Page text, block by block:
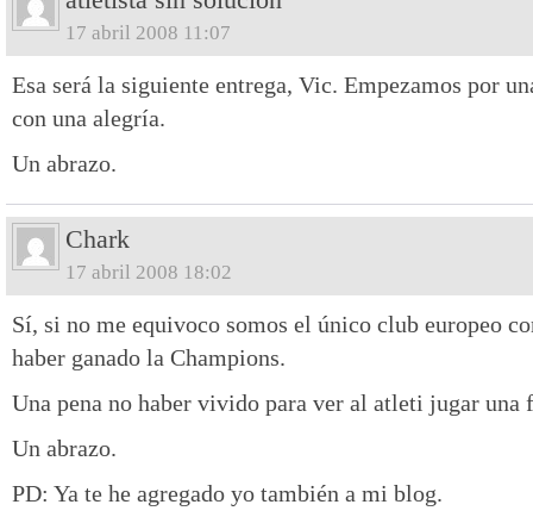
17 abril 2008 11:07
Esa será la siguiente entrega, Vic. Empezamos por
con una alegría.
Un abrazo.
Chark
17 abril 2008 18:02
Sí, si no me equivoco somos el único club europeo
haber ganado la Champions.
Una pena no haber vivido para ver al atleti jugar
Un abrazo.
PD: Ya te he agregado yo también a mi blog.